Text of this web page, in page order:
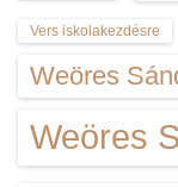
Vers iskolakezdésre
Weöres
Weöres